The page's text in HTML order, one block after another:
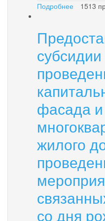
Подробнее
2013
1513
фасада
жилого
со дня